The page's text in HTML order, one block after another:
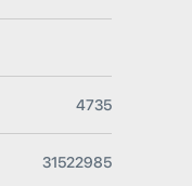
4735
31522985